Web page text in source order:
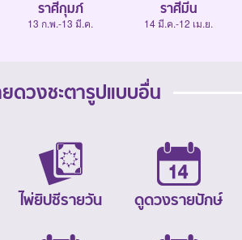
ราศีกุมภ์
13 ก.พ.-13 มี.ค.
ราศีมีน
14 มี.ค.-12 เม.ย.
ดวงชะตารูปแบบอื่น
ไพ่ยิปซีรายวัน ดูดวงรายปักษ์